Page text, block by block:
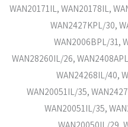
WAN20171IL, WAN20178IL,
WAN2427KPL/30,
WAN2006BPL/31,
WAN28260IL/26,
WAN24268IL/40,
WAN20051IL/35,
WAN20051IL/35,